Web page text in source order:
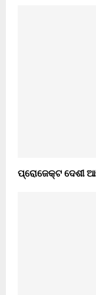
ପ୍ରୋଜେକ୍ଟ ଦେଶୀ